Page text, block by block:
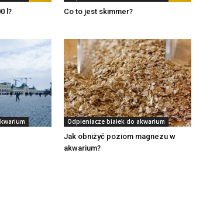
l? Co to jest skimmer?
Odpieniacze białek do akwarium
Jak obniżyć poziom magnezu w
akwarium?